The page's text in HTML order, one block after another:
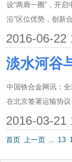
设“两廊一圈”，开
沿”区位优势，创新
2016-06-22
淡水河谷
中国铁合金网讯：
在北京签署运输协
2016-03-21
首页 上一页 ... 13